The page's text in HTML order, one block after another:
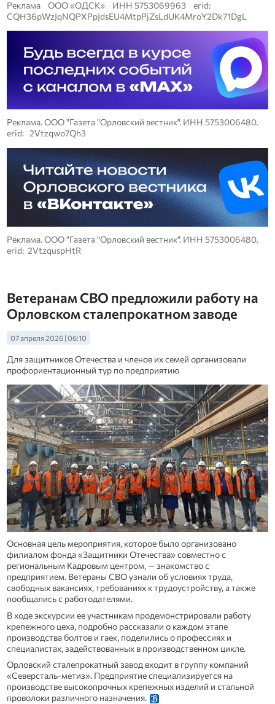
Реклама ООО «ОДСК» ИНН 5753069963 erid:
CQH36pWzJqNQPXPpJdsEU4MtpPjZsLdUK4MroY2Dk71DgL
Реклама. ООО "Газета "Орловский вестник". ИНН 5753006480.
erid: 2Vtzqwo7Qh3
Реклама. ООО "Газета "Орловский вестник". ИНН 5753006480.
erid: 2VtzquspHtR
Ветеранам СВО предложили работу на
Орловском сталепрокатном заводе
07 апреля 2026 | 06:10
Для защитников Отечества и членов их семей организовали
профориентационный тур по предприятию
Основная цель мероприятия, которое было организовано
филиалом фонда «Защитники Отечества» совместно с
региональным Кадровым центром, — знакомство с
предприятием. Ветераны СВО узнали об условиях труда,
свободных вакансиях, требованиях к трудоустройству, а также
пообщались с работодателями.
В ходе экскурсии ее участникам продемонстрировали работу
крепежного цеха, подробно рассказали о каждом этапе
производства болтов и гаек, поделились о профессиях и
специалистах, задействованных в производственном цикле.
Орловский сталепрокатный завод входит в группу компаний
«Северсталь-метиз». Предприятие специализируется на
производстве высокопрочных крепежных изделий и стальной
проволоки различного назначения.